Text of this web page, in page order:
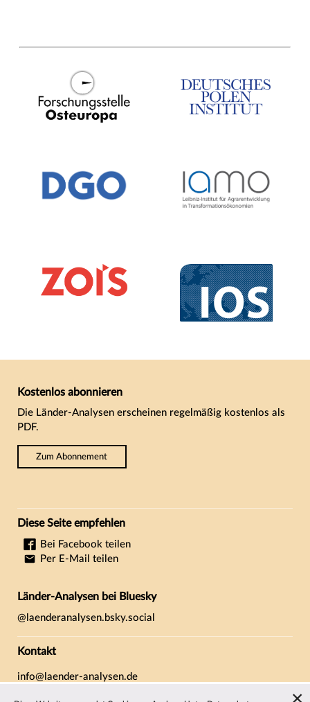
Kostenlos abonnieren
Die Länder-Analysen erscheinen regelmäßig kostenlos als
PDF.
Zum Abonnement
Diese Seite empfehlen
Bei Facebook teilen
Per E-Mail teilen
Länder-Analysen bei Bluesky
@laenderanalysen.bsky.social
Kontakt
info@laender-analysen.de